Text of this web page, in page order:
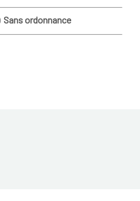
Sans ordonnance